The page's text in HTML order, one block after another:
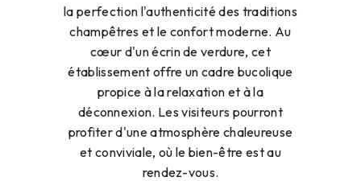
la perfection l'authenticité des traditions
champêtres et le confort moderne. Au
cœur d'un écrin de verdure, cet
établissement offre un cadre bucolique
propice à la relaxation et à la
déconnexion. Les visiteurs pourront
profiter d'une atmosphère chaleureuse
et conviviale, où le bien-être est au
rendez-vous.